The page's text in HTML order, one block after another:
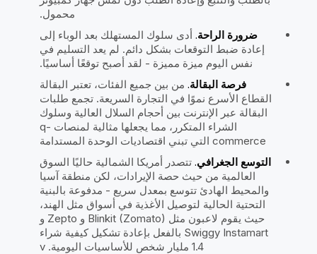
محمول.
ضرورة الراحة. أدى سلوك المستهلك بعد الوباء إلى
إعادة ضبط التوقعات بشكل دائم. لم يعد التسليم في
نفس اليوم ميزة مميزة - لقد أصبح توقعًا أساسيًا.
فرصة البقالة. من بين جميع الفئات، تعتبر البقالة
القطاع الأسرع نموًا في التجارة السريعة. تجمع طلبات
البقالة عبر الإنترنت بين أحجام السلال العالية وسلوك
الشراء المتكرر، مما يجعلها مثالية لمنصات q-
commerce التي تبني اقتصاديات الوحدة المستدامة
التوسع الجغرافي. تتصدر أمريكا الشمالية حاليًا السوق
العالمية من حيث حصة الإيرادات، لكن منطقة آسيا
والمحيط الهادئ تتوسع بمعدل سريع - مدفوعة بالبنية
التحتية الحالية لتوصيل الأغذية في أسواق مثل الهند،
حيث يقوم لاعبون مثل Blinkit (Zomato) و Zepto و
Swiggy Instamart بالفعل بإعادة تشكيل كيفية شراء
1.4 مليار شخص للأساسيات اليومية. v